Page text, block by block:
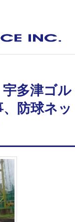
多津ゴル
防球ネッ